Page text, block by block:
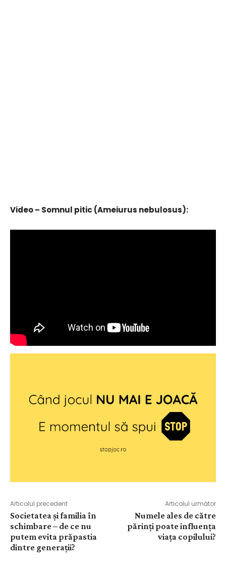
Video – Somnul pitic (Ameiurus nebulosus):
Articolul precedent
Societatea și familia în
schimbare – de ce nu
putem evita prăpastia
dintre generații?
Articolul următor
Numele ales de către
părinţi poate influenţa
viaţa copilului?